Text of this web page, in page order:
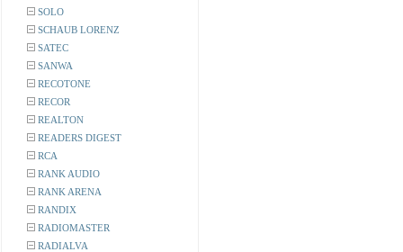
SOLO
SCHAUB LORENZ
SATEC
SANWA
RECOTONE
RECOR
REALTON
READERS DIGEST
RCA
RANK AUDIO
RANK ARENA
RANDIX
RADIOMASTER
RADIALVA